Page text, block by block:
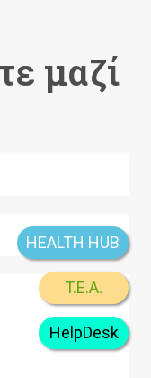
μαζί
HelpDesk
T.E.A.
HEALTH HUB